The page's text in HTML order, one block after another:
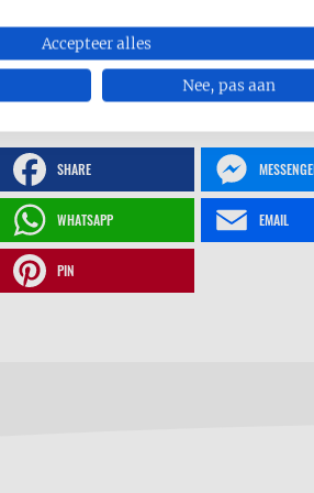
RECEPT AFDRUKKEN
SHARE
WHATSAPP EMAIL
PIN
Accepteer alles
Nee, pas aan